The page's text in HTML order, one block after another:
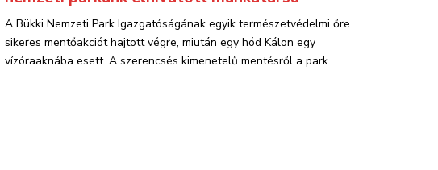
A Bükki Nemzeti Park Igazgatóságának egyik természetvédelmi őre
sikeres mentőakciót hajtott végre, miután egy hód Kálon egy
vízóraaknába esett. A szerencsés kimenetelű mentésről a park...